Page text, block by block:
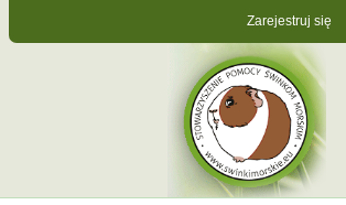
Zarejestruj się